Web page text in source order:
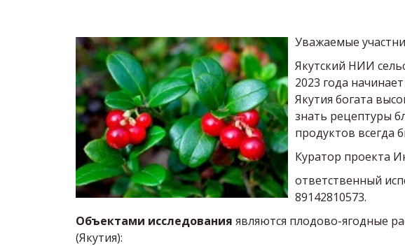
Уважаемые
Якутский НИИ
2023 года
Якутия богата
знать рецептуры
продуктов всегда
Куратор проекта
ответственный
89142810573.
Объектами исследования являются плодово-ягодные
(Якутия):